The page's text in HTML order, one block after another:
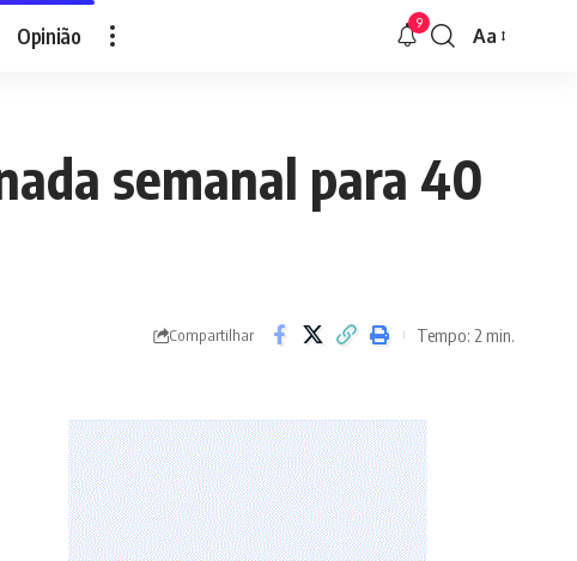
Opinião 9
Font
Aa
semanal para 40
Compartilhar Tempo: 2 min.